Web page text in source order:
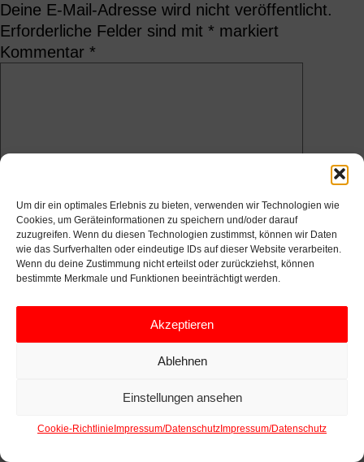
Um dir ein optimales Erlebnis zu bieten, verwenden wir Technologien wie
Cookies, um Geräteinformationen zu speichern und/oder darauf
zuzugreifen. Wenn du diesen Technologien zustimmst, können wir Daten
wie das Surfverhalten oder eindeutige IDs auf dieser Website verarbeiten.
Wenn du deine Zustimmung nicht erteilst oder zurückziehst, können
bestimmte Merkmale und Funktionen beeinträchtigt werden.
Akzeptieren
Ablehnen
Einstellungen ansehen
Cookie-Richtlinie Impressum/Datenschutz Impressum/Datenschutz
Deine E-Mail-Adresse wird nicht veröffentlicht.
Erforderliche Felder sind mit * markiert
Kommentar *
E-Mail-Adresse
Website
Name, E-Mail-Adresse und Website in diesem
Browser für meinen nächsten Kommentar
speichern.
KALENDERSNAVIGATION
Sorry, ich muss schlafen
Mustafa Zekirov: Der Koffer